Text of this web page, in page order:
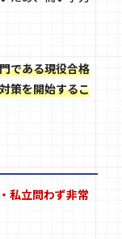
である現役合格
策を開始するこ
私立問わず非常